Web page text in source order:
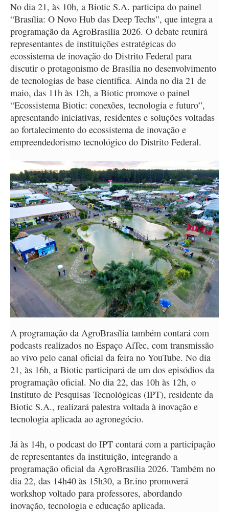
No dia 21, às 10h, a Biotic S.A. participa do painel
“Brasília: O Novo Hub das Deep Techs”, que integra a
programação da AgroBrasília 2026. O debate reunirá
representantes de instituições estratégicas do
ecossistema de inovação do Distrito Federal para
discutir o protagonismo de Brasília no desenvolvimento
de tecnologias de base científica. Ainda no dia 21 de
maio, das 11h às 12h, a Biotic promove o painel
“Ecossistema Biotic: conexões, tecnologia e futuro”,
apresentando iniciativas, residentes e soluções voltadas
ao fortalecimento do ecossistema de inovação e
empreendedorismo tecnológico do Distrito Federal.
A programação da AgroBrasília também contará com
podcasts realizados no Espaço AiTec, com transmissão
ao vivo pelo canal oficial da feira no YouTube. No dia
21, às 16h, a Biotic participará de um dos episódios da
programação oficial. No dia 22, das 10h às 12h, o
Instituto de Pesquisas Tecnológicas (IPT), residente da
Biotic S.A., realizará palestra voltada à inovação e
tecnologia aplicada ao agronegócio.
Já às 14h, o podcast do IPT contará com a participação
de representantes da instituição, integrando a
programação oficial da AgroBrasília 2026. Também no
dia 22, das 14h40 às 15h30, a Br.ino promoverá
workshop voltado para professores, abordando
inovação, tecnologia e educação aplicada.